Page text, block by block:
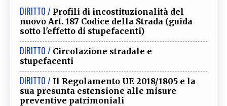
DIRITTO / Profili di incostituzionalità del
nuovo Art. 187 Codice della Strada (guida
sotto l'effetto di stupefacenti)
DIRITTO / Circolazione stradale e
stupefacenti
DIRITTO / Il Regolamento UE 2018/1805 e la
sua presunta estensione alle misure
preventive patrimoniali